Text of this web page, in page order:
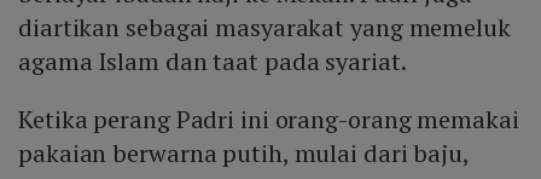
diartikan sebagai masyarakat yang memeluk
agama Islam dan taat pada syariat.
Ketika perang Padri ini orang-orang memakai
pakaian berwarna putih, mulai dari baju,